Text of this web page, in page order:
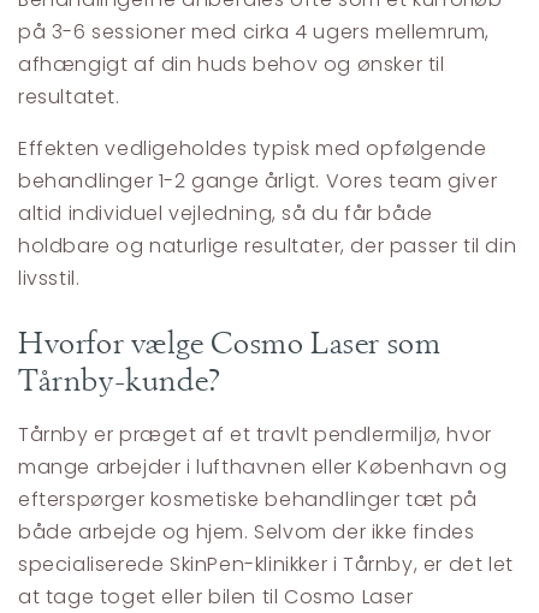
på 3-6 sessioner med cirka 4 ugers mellemrum,
afhængigt af din huds behov og ønsker til
resultatet.
Effekten vedligeholdes typisk med opfølgende
behandlinger 1-2 gange årligt. Vores team giver
altid individuel vejledning, så du får både
holdbare og naturlige resultater, der passer til din
livsstil.
Hvorfor vælge Cosmo Laser som
Tårnby-kunde?
Tårnby er præget af et travlt pendlermiljø, hvor
mange arbejder i lufthavnen eller København og
efterspørger kosmetiske behandlinger tæt på
både arbejde og hjem. Selvom der ikke findes
specialiserede SkinPen-klinikker i Tårnby, er det let
at tage toget eller bilen til Cosmo Laser